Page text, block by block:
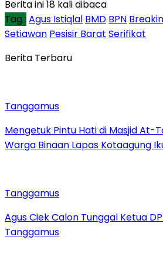
Berita ini 18 kali dibaca
Tag : Agus Istiqlal BMD BPN
Setiawan Pesisir Barat Serifikat
Berita Terbaru
Tanggamus
Mengetuk Pintu Hati di Masjid At-
Warga Binaan Lapas Kotaagung
Tanggamus
Agus Ciek Calon Tunggal Ketua
Tanggamus